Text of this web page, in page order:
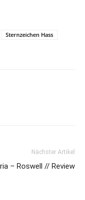
Sternzeichen Hass
Nächster Artikel
– Roswell // Review